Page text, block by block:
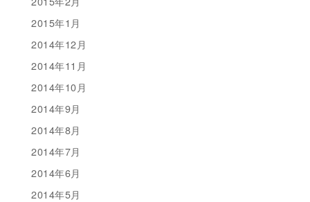
2015年1月
2014年12月
2014年11月
2014年10月
2014年9月
2014年8月
2014年7月
2014年6月
2014年5月